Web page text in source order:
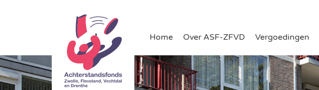
Home Over ASF-ZFVD Vergoedingen